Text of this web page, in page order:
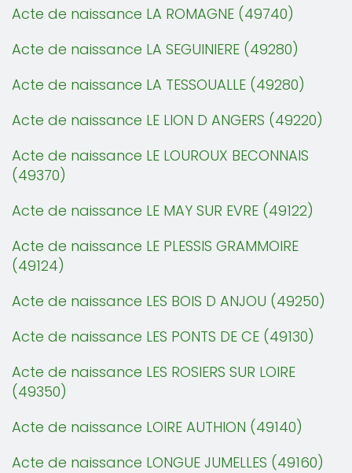
Acte de naissance LA ROMAGNE (49740)
Acte de naissance LA SEGUINIERE (49280)
Acte de naissance LA TESSOUALLE (49280)
Acte de naissance LE LION D ANGERS (49220)
Acte de naissance LE LOUROUX BECONNAIS
(49370)
Acte de naissance LE MAY SUR EVRE (49122)
Acte de naissance LE PLESSIS GRAMMOIRE
(49124)
Acte de naissance LES BOIS D ANJOU (49250)
Acte de naissance LES PONTS DE CE (49130)
Acte de naissance LES ROSIERS SUR LOIRE
(49350)
Acte de naissance LOIRE AUTHION (49140)
Acte de naissance LONGUE JUMELLES (49160)